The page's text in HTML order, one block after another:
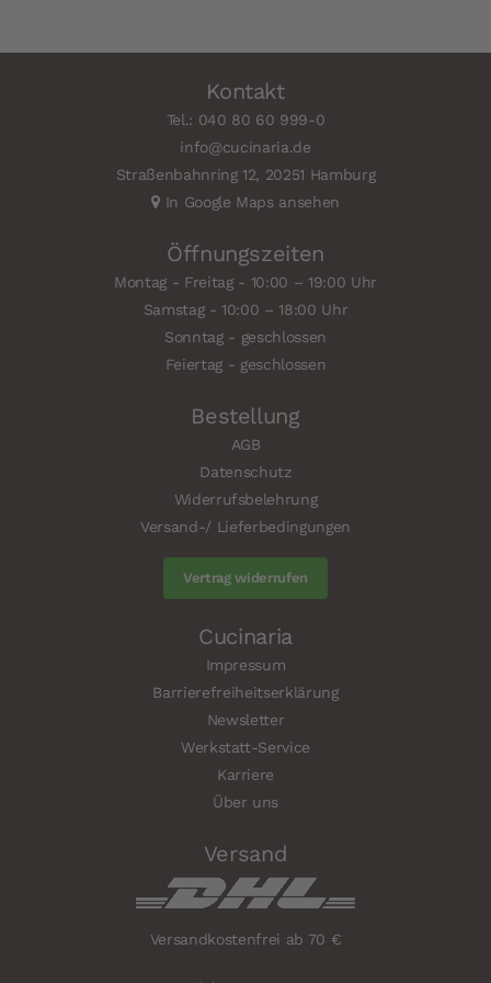
Kontakt
Tel.: 040 80 60 999-0
info@cucinaria.de
Straßenbahnring 12, 20251 Hamburg
In Google Maps ansehen
Öffnungszeiten
Montag - Freitag - 10:00 – 19:00 Uhr
Samstag - 10:00 – 18:00 Uhr
Sonntag - geschlossen
Feiertag - geschlossen
Bestellung
AGB
Datenschutz
Widerrufsbelehrung
Versand-/ Lieferbedingungen
Vertrag widerrufen
Cucinaria
Impressum
Barrierefreiheitserklärung
Newsletter
Werkstatt-Service
Karriere
Über uns
Versand
Versandkostenfrei ab 70 €